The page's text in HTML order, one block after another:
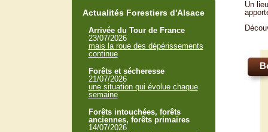
Un
Actualités Forestiers d'Alsace
Arrivée du Tour de France
23/07/2026
mais la roue des dépérissements
continue
Forêts et sécheresse
21/07/2026
une situation qui évolue chaque
semaine
Forêts intouchées, forêts
anciennes, forêts primaires
14/07/2026